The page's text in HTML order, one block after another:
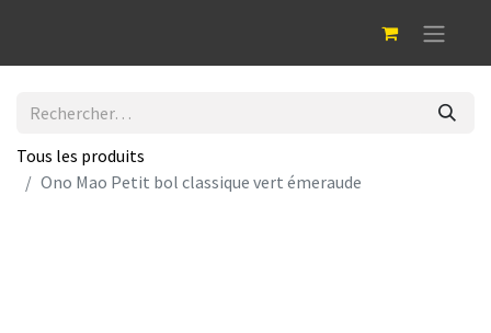
Tous les produits
Ono Mao Petit bol classique vert émeraude